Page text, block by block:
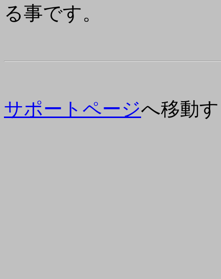
る事です。
サポートページへ移動